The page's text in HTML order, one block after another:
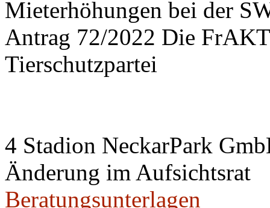
Mieterhöhungen bei der
Antrag 72/2022 Die
Tierschutzpartei
4 Stadion NeckarPark
Änderung im Aufsichtsrat
Beratungsunterlagen